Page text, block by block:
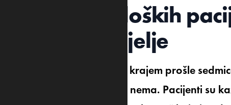
Većina onkoloških
naredne nedjelje
Onkološkim pacijentima je krajem prošle
za onkologuju, jer terapije nema. Pacijenti su